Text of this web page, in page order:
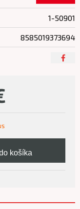
košíka
1-50901
8585019373694